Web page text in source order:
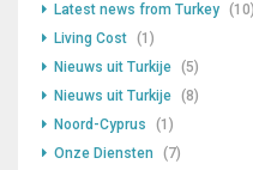
Latest news from Turkey (10)
Living Cost (1)
Nieuws uit Turkije (5)
Nieuws uit Turkije (8)
Noord-Cyprus
(1)
Onze Diensten
(7)